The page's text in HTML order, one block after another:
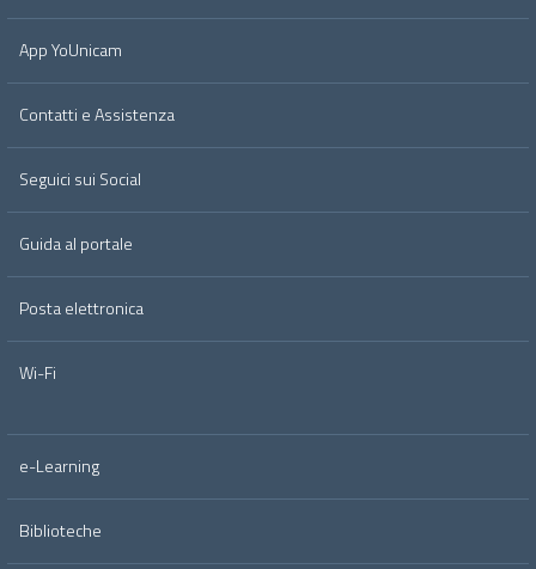
App YoUnicam
Contatti e Assistenza
Seguici sui Social
Guida al portale
Posta elettronica
Wi-Fi
e-Learning
Biblioteche